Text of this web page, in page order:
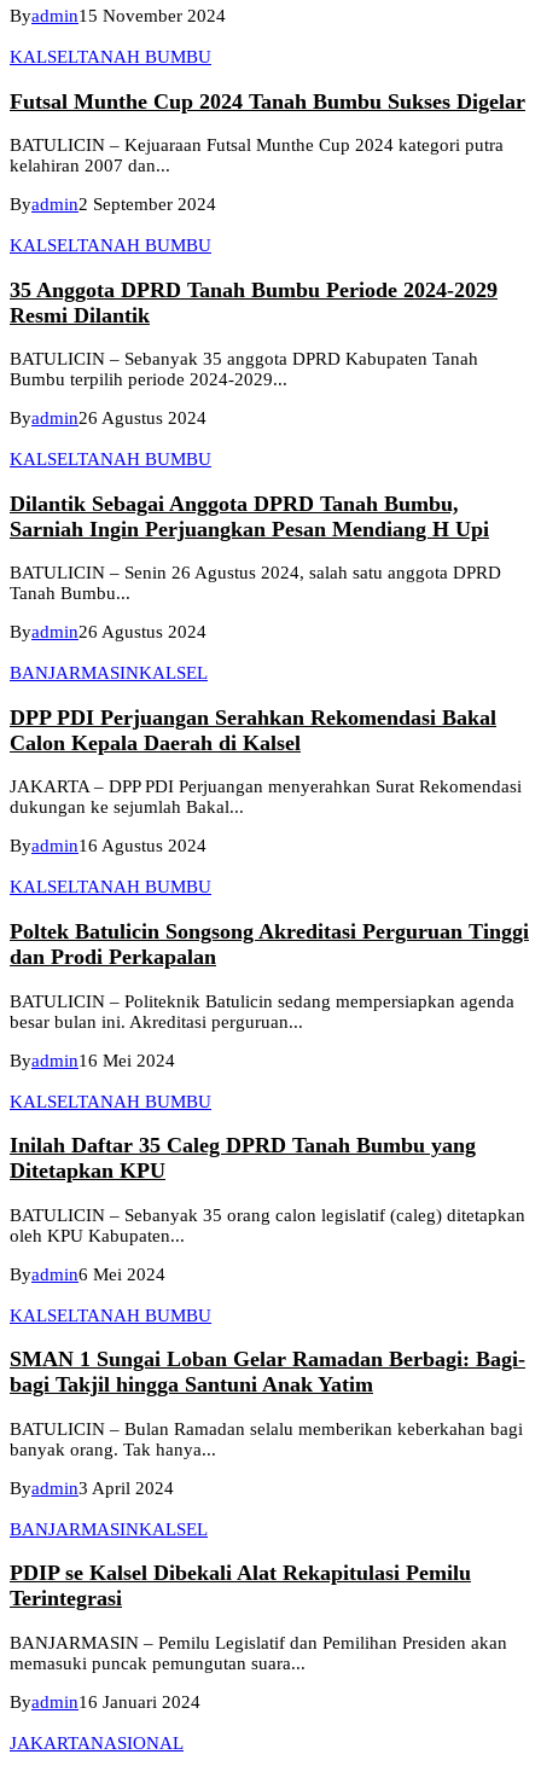
Byadmin15 November 2024
KALSELTANAH BUMBU
Futsal Munthe Cup 2024 Tanah Bumbu Sukses Digelar
BATULICIN – Kejuaraan Futsal Munthe Cup 2024 kategori putra
kelahiran 2007 dan...
Byadmin2 September 2024
KALSELTANAH BUMBU
35 Anggota DPRD Tanah Bumbu Periode 2024-2029
Resmi Dilantik
BATULICIN – Sebanyak 35 anggota DPRD Kabupaten Tanah
Bumbu terpilih periode 2024-2029...
Byadmin26 Agustus 2024
KALSELTANAH BUMBU
Dilantik Sebagai Anggota DPRD Tanah Bumbu,
Sarniah Ingin Perjuangkan Pesan Mendiang H Upi
BATULICIN – Senin 26 Agustus 2024, salah satu anggota DPRD
Tanah Bumbu...
Byadmin26 Agustus 2024
BANJARMASINKALSEL
DPP PDI Perjuangan Serahkan Rekomendasi Bakal
Calon Kepala Daerah di Kalsel
JAKARTA – DPP PDI Perjuangan menyerahkan Surat Rekomendasi
dukungan ke sejumlah Bakal...
Byadmin16 Agustus 2024
KALSELTANAH BUMBU
Poltek Batulicin Songsong Akreditasi Perguruan Tinggi
dan Prodi Perkapalan
BATULICIN – Politeknik Batulicin sedang mempersiapkan agenda
besar bulan ini. Akreditasi perguruan...
Byadmin16 Mei 2024
KALSELTANAH BUMBU
Inilah Daftar 35 Caleg DPRD Tanah Bumbu yang
Ditetapkan KPU
BATULICIN – Sebanyak 35 orang calon legislatif (caleg) ditetapkan
oleh KPU Kabupaten...
Byadmin6 Mei 2024
KALSELTANAH BUMBU
SMAN 1 Sungai Loban Gelar Ramadan Berbagi: Bagi-
bagi Takjil hingga Santuni Anak Yatim
BATULICIN – Bulan Ramadan selalu memberikan keberkahan bagi
banyak orang. Tak hanya...
Byadmin3 April 2024
BANJARMASINKALSEL
PDIP se Kalsel Dibekali Alat Rekapitulasi Pemilu
Terintegrasi
BANJARMASIN – Pemilu Legislatif dan Pemilihan Presiden akan
memasuki puncak pemungutan suara...
Byadmin16 Januari 2024
JAKARTANASIONAL